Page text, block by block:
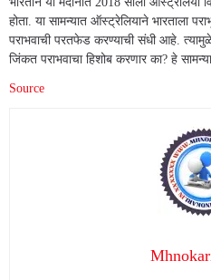
होता. या सामन्यात ऑस्ट्रेलियाने भारताला
पराभवाची परतफेड करण्याची संधी आहे.
जिंकत पराभवाचा हिशोब करणार का? हे
Source